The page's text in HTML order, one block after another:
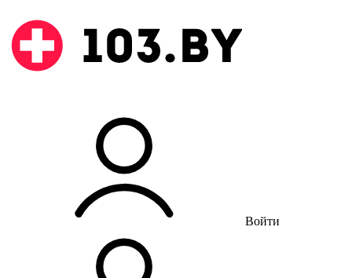
Войти